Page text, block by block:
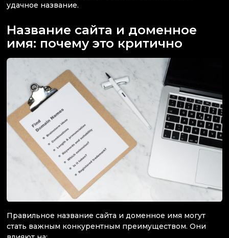
удачное название.
Название сайта и доменное
имя: почему это критично
Правильное название сайта и доменное имя могут
стать важным конкурентным преимуществом. Они